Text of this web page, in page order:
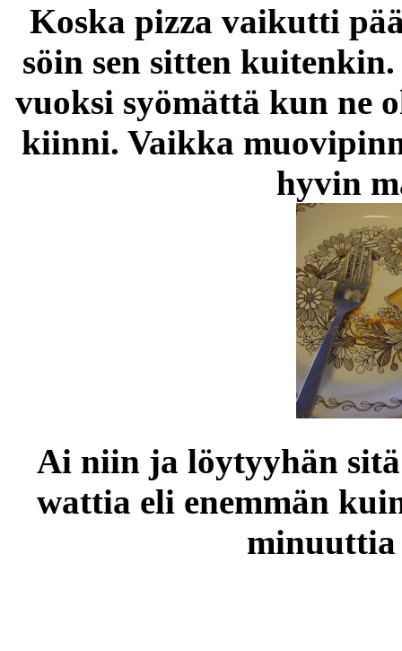
Koska pizza vaikutti
söin sen sitten
vuoksi syömättä kun ne
kiinni. Vaikka
hyvin
Ai niin ja löytyyhän
wattia eli enemmän
minuuttia